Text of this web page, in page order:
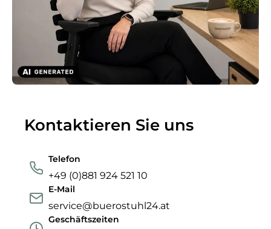
Kontaktieren Sie uns
Telefon
+49 (0)881 924 521 10
E-Mail
service@buerostuhl24.at
Geschäftszeiten